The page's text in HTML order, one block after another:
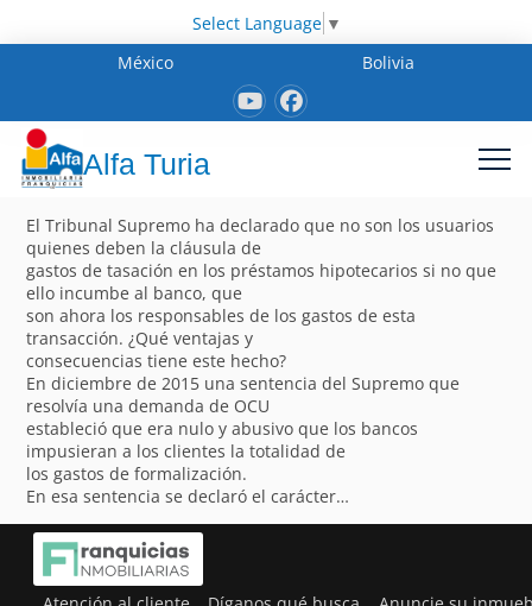
Select Language ▼
México
Bolivia
Alfa Turia
El Tribunal Supremo ha declarado que no son los usuarios
quienes deben la cláusula de
gastos de tasación en los préstamos hipotecarios si no que
ello incumbe al banco, que
son ahora los responsables de los gastos de esta
transacción. ¿Qué ventajas y
consecuencias tiene este hecho?
En diciembre de 2015 una sentencia del Supremo que
resolvía una demanda de OCU
estableció que era nulo y abusivo que los bancos
impusieran a los clientes la totalidad de
los gastos de formalización.
En esa sentencia se declaró el carácter…